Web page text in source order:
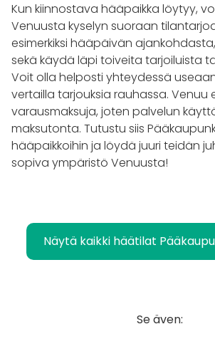
Kun kiinnostava hääpaikka löytyy,
Venuusta kyselyn suoraan
esimerkiksi hääpäivän
sekä käydä läpi toiveita tarjoiluista
Voit olla helposti yhteydessä
vertailla tarjouksia rauhassa. Venuu
varausmaksuja, joten palvelun
maksutonta. Tutustu siis
hääpaikkoihin ja löydä juuri teidän
sopiva ympäristö Venuusta!
Näytä kaikki häätilat
Se även: